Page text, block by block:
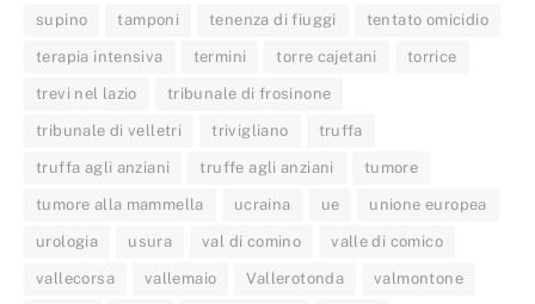
supino tamponi tenenza di fiuggi tentato omicidio
terapia intensiva termini torre cajetani torrice
trevi nel lazio tribunale di frosinone
tribunale di velletri trivigliano truffa
truffa agli anziani truffe agli anziani tumore
tumore alla mammella ucraina ue unione europea
urologia usura val di comino valle di comico
vallecorsa vallemaio Vallerotonda valmontone